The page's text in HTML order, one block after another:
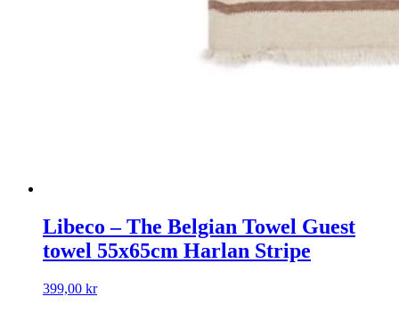
Libeco – The Belgian Towel Guest
towel 55x65cm Harlan Stripe
399,00 kr